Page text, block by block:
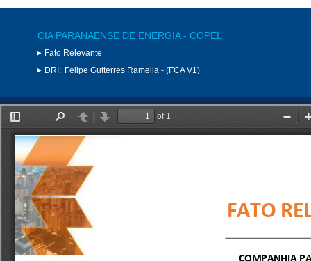
CIA PARANAENSE DE ENERGIA - COPEL
Fato Relevante
DRI: Felipe Gutterres Ramella - (FCA V1)